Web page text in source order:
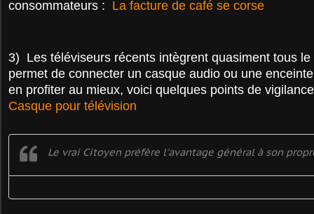
consommateurs : La facture de café se corse
3) Les téléviseurs récents intègrent quasiment tous
permet de connecter un casque audio ou une
en profiter au mieux, voici quelques points de
Casque pour télévision
Le vrai Citoyen préfère l'avantage général à son